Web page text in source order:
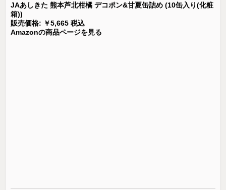
JAあしきた 熊本芦北柑橘 デコポン&甘夏缶詰め (10缶入り(化粧
箱))
販売価格: ￥5,665 税込
Amazonの商品ページを見る